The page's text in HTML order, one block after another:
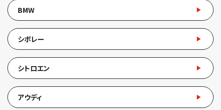
BMW
シボレー
シトロエン
アウディ